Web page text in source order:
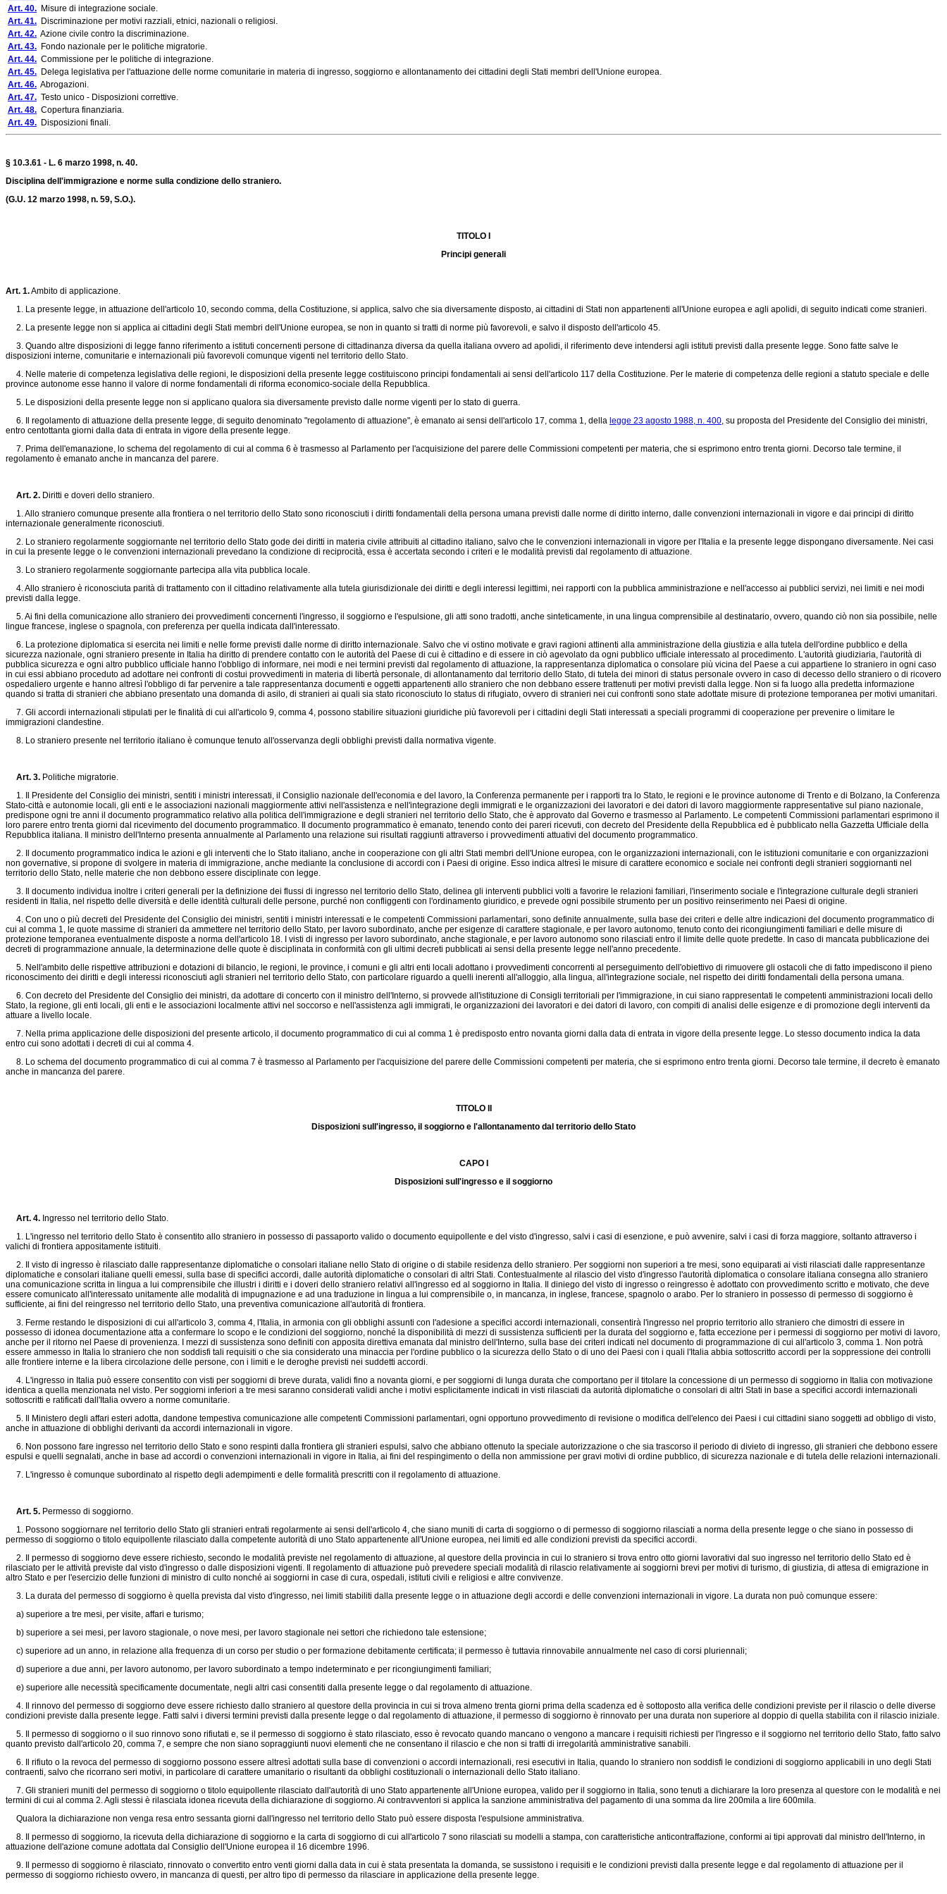
Art. 40. Misure di integrazione sociale.
Art. 41. Discriminazione per motivi razziali, etnici, nazionali o religiosi.
Art. 42. Azione civile contro la discriminazione.
Art. 43. Fondo nazionale per le politiche migratorie.
Art. 44. Commissione per le politiche di integrazione.
Art. 45. Delega legislativa per l'attuazione delle norme comunitarie in materia di ingresso, soggiorno e allontanamento dei cittadini degli Stati membri dell'Unione europea.
Art. 46. Abrogazioni.
Art. 47. Testo unico - Disposizioni correttive.
Art. 48. Copertura finanziaria.
Art. 49. Disposizioni finali.
§ 10.3.61 - L. 6 marzo 1998, n. 40.
Disciplina dell'immigrazione e norme sulla condizione dello straniero.
(G.U. 12 marzo 1998, n. 59, S.O.).
TITOLO I
Principi generali
Art. 1.Ambito di applicazione.
1. La presente legge, in attuazione dell'articolo 10, secondo comma, della Costituzione, si applica, salvo che sia diversamente disposto, ai cittadini di Stati non appartenenti all'Unione europea e agli apolidi, di seguito indicati come stranieri.
2. La presente legge non si applica ai cittadini degli Stati membri dell'Unione europea, se non in quanto si tratti di norme più favorevoli, e salvo il disposto dell'articolo 45.
3. Quando altre disposizioni di legge fanno riferimento a istituti concernenti persone di cittadinanza diversa da quella italiana ovvero ad apolidi, il riferimento deve intendersi agli istituti previsti dalla presente legge. Sono fatte salve le
disposizioni interne, comunitarie e internazionali più favorevoli comunque vigenti nel territorio dello Stato.
4. Nelle materie di competenza legislativa delle regioni, le disposizioni della presente legge costituiscono principi fondamentali ai sensi dell'articolo 117 della Costituzione. Per le materie di competenza delle regioni a statuto speciale e delle
province autonome esse hanno il valore di norme fondamentali di riforma economico-sociale della Repubblica.
5. Le disposizioni della presente legge non si applicano qualora sia diversamente previsto dalle norme vigenti per lo stato di guerra.
6. Il regolamento di attuazione della presente legge, di seguito denominato "regolamento di attuazione", è emanato ai sensi dell'articolo 17, comma 1, della legge 23 agosto 1988, n. 400, su proposta del Presidente del Consiglio dei ministri,
entro centottanta giorni dalla data di entrata in vigore della presente legge.
7. Prima dell'emanazione, lo schema del regolamento di cui al comma 6 è trasmesso al Parlamento per l'acquisizione del parere delle Commissioni competenti per materia, che si esprimono entro trenta giorni. Decorso tale termine, il
regolamento è emanato anche in mancanza del parere.
Art. 2. Diritti e doveri dello straniero.
1. Allo straniero comunque presente alla frontiera o nel territorio dello Stato sono riconosciuti i diritti fondamentali della persona umana previsti dalle norme di diritto interno, dalle convenzioni internazionali in vigore e dai principi di diritto
internazionale generalmente riconosciuti.
2. Lo straniero regolarmente soggiornante nel territorio dello Stato gode dei diritti in materia civile attribuiti al cittadino italiano, salvo che le convenzioni internazionali in vigore per l'Italia e la presente legge dispongano diversamente. Nei casi
in cui la presente legge o le convenzioni internazionali prevedano la condizione di reciprocità, essa è accertata secondo i criteri e le modalità previsti dal regolamento di attuazione.
3. Lo straniero regolarmente soggiornante partecipa alla vita pubblica locale.
4. Allo straniero è riconosciuta parità di trattamento con il cittadino relativamente alla tutela giurisdizionale dei diritti e degli interessi legittimi, nei rapporti con la pubblica amministrazione e nell'accesso ai pubblici servizi, nei limiti e nei modi
previsti dalla legge.
5. Ai fini della comunicazione allo straniero dei provvedimenti concernenti l'ingresso, il soggiorno e l'espulsione, gli atti sono tradotti, anche sinteticamente, in una lingua comprensibile al destinatario, ovvero, quando ciò non sia possibile, nelle
lingue francese, inglese o spagnola, con preferenza per quella indicata dall'interessato.
6. La protezione diplomatica si esercita nei limiti e nelle forme previsti dalle norme di diritto internazionale. Salvo che vi ostino motivate e gravi ragioni attinenti alla amministrazione della giustizia e alla tutela dell'ordine pubblico e della
sicurezza nazionale, ogni straniero presente in Italia ha diritto di prendere contatto con le autorità del Paese di cui è cittadino e di essere in ciò agevolato da ogni pubblico ufficiale interessato al procedimento. L'autorità giudiziaria, l'autorità di
pubblica sicurezza e ogni altro pubblico ufficiale hanno l'obbligo di informare, nei modi e nei termini previsti dal regolamento di attuazione, la rappresentanza diplomatica o consolare più vicina del Paese a cui appartiene lo straniero in ogni caso
in cui essi abbiano proceduto ad adottare nei confronti di costui provvedimenti in materia di libertà personale, di allontanamento dal territorio dello Stato, di tutela dei minori di status personale ovvero in caso di decesso dello straniero o di ricovero
ospedaliero urgente e hanno altresì l'obbligo di far pervenire a tale rappresentanza documenti e oggetti appartenenti allo straniero che non debbano essere trattenuti per motivi previsti dalla legge. Non si fa luogo alla predetta informazione
quando si tratta di stranieri che abbiano presentato una domanda di asilo, di stranieri ai quali sia stato riconosciuto lo status di rifugiato, ovvero di stranieri nei cui confronti sono state adottate misure di protezione temporanea per motivi umanitari.
7. Gli accordi internazionali stipulati per le finalità di cui all'articolo 9, comma 4, possono stabilire situazioni giuridiche più favorevoli per i cittadini degli Stati interessati a speciali programmi di cooperazione per prevenire o limitare le
immigrazioni clandestine.
8. Lo straniero presente nel territorio italiano è comunque tenuto all'osservanza degli obblighi previsti dalla normativa vigente.
Art. 3. Politiche migratorie.
1. Il Presidente del Consiglio dei ministri, sentiti i ministri interessati, il Consiglio nazionale dell'economia e del lavoro, la Conferenza permanente per i rapporti tra lo Stato, le regioni e le province autonome di Trento e di Bolzano, la Conferenza
Stato-città e autonomie locali, gli enti e le associazioni nazionali maggiormente attivi nell'assistenza e nell'integrazione degli immigrati e le organizzazioni dei lavoratori e dei datori di lavoro maggiormente rappresentative sul piano nazionale,
predispone ogni tre anni il documento programmatico relativo alla politica dell'immigrazione e degli stranieri nel territorio dello Stato, che è approvato dal Governo e trasmesso al Parlamento. Le competenti Commissioni parlamentari esprimono il
loro parere entro trenta giorni dal ricevimento del documento programmatico. Il documento programmatico è emanato, tenendo conto dei pareri ricevuti, con decreto del Presidente della Repubblica ed è pubblicato nella Gazzetta Ufficiale della
Repubblica italiana. Il ministro dell'Interno presenta annualmente al Parlamento una relazione sui risultati raggiunti attraverso i provvedimenti attuativi del documento programmatico.
2. Il documento programmatico indica le azioni e gli interventi che lo Stato italiano, anche in cooperazione con gli altri Stati membri dell'Unione europea, con le organizzazioni internazionali, con le istituzioni comunitarie e con organizzazioni
non governative, si propone di svolgere in materia di immigrazione, anche mediante la conclusione di accordi con i Paesi di origine. Esso indica altresì le misure di carattere economico e sociale nei confronti degli stranieri soggiornanti nel
territorio dello Stato, nelle materie che non debbono essere disciplinate con legge.
3. Il documento individua inoltre i criteri generali per la definizione dei flussi di ingresso nel territorio dello Stato, delinea gli interventi pubblici volti a favorire le relazioni familiari, l'inserimento sociale e l'integrazione culturale degli stranieri
residenti in Italia, nel rispetto delle diversità e delle identità culturali delle persone, purché non confliggenti con l'ordinamento giuridico, e prevede ogni possibile strumento per un positivo reinserimento nei Paesi di origine.
4. Con uno o più decreti del Presidente del Consiglio dei ministri, sentiti i ministri interessati e le competenti Commissioni parlamentari, sono definite annualmente, sulla base dei criteri e delle altre indicazioni del documento programmatico di
cui al comma 1, le quote massime di stranieri da ammettere nel territorio dello Stato, per lavoro subordinato, anche per esigenze di carattere stagionale, e per lavoro autonomo, tenuto conto dei ricongiungimenti familiari e delle misure di
protezione temporanea eventualmente disposte a norma dell'articolo 18. I visti di ingresso per lavoro subordinato, anche stagionale, e per lavoro autonomo sono rilasciati entro il limite delle quote predette. In caso di mancata pubblicazione dei
decreti di programmazione annuale, la determinazione delle quote è disciplinata in conformità con gli ultimi decreti pubblicati ai sensi della presente legge nell'anno precedente.
5. Nell'ambito delle rispettive attribuzioni e dotazioni di bilancio, le regioni, le province, i comuni e gli altri enti locali adottano i provvedimenti concorrenti al perseguimento dell'obiettivo di rimuovere gli ostacoli che di fatto impediscono il pieno
riconoscimento dei diritti e degli interessi riconosciuti agli stranieri nel territorio dello Stato, con particolare riguardo a quelli inerenti all'alloggio, alla lingua, all'integrazione sociale, nel rispetto dei diritti fondamentali della persona umana.
6. Con decreto del Presidente del Consiglio dei ministri, da adottare di concerto con il ministro dell'Interno, si provvede all'istituzione di Consigli territoriali per l'immigrazione, in cui siano rappresentati le competenti amministrazioni locali dello
Stato, la regione, gli enti locali, gli enti e le associazioni localmente attivi nel soccorso e nell'assistenza agli immigrati, le organizzazioni dei lavoratori e dei datori di lavoro, con compiti di analisi delle esigenze e di promozione degli interventi da
attuare a livello locale.
7. Nella prima applicazione delle disposizioni del presente articolo, il documento programmatico di cui al comma 1 è predisposto entro novanta giorni dalla data di entrata in vigore della presente legge. Lo stesso documento indica la data
entro cui sono adottati i decreti di cui al comma 4.
8. Lo schema del documento programmatico di cui al comma 7 è trasmesso al Parlamento per l'acquisizione del parere delle Commissioni competenti per materia, che si esprimono entro trenta giorni. Decorso tale termine, il decreto è emanato
anche in mancanza del parere.
TITOLO II
Disposizioni sull'ingresso, il soggiorno e l'allontanamento dal territorio dello Stato
CAPO I
Disposizioni sull'ingresso e il soggiorno
Art. 4. Ingresso nel territorio dello Stato.
1. L'ingresso nel territorio dello Stato è consentito allo straniero in possesso di passaporto valido o documento equipollente e del visto d'ingresso, salvi i casi di esenzione, e può avvenire, salvi i casi di forza maggiore, soltanto attraverso i
valichi di frontiera appositamente istituiti.
2. Il visto di ingresso è rilasciato dalle rappresentanze diplomatiche o consolari italiane nello Stato di origine o di stabile residenza dello straniero. Per soggiorni non superiori a tre mesi, sono equiparati ai visti rilasciati dalle rappresentanze
diplomatiche e consolari italiane quelli emessi, sulla base di specifici accordi, dalle autorità diplomatiche o consolari di altri Stati. Contestualmente al rilascio del visto d'ingresso l'autorità diplomatica o consolare italiana consegna allo straniero
una comunicazione scritta in lingua a lui comprensibile che illustri i diritti e i doveri dello straniero relativi all'ingresso ed al soggiorno in Italia. Il diniego del visto di ingresso o reingresso è adottato con provvedimento scritto e motivato, che deve
essere comunicato all'interessato unitamente alle modalità di impugnazione e ad una traduzione in lingua a lui comprensibile o, in mancanza, in inglese, francese, spagnolo o arabo. Per lo straniero in possesso di permesso di soggiorno è
sufficiente, ai fini del reingresso nel territorio dello Stato, una preventiva comunicazione all'autorità di frontiera.
3. Ferme restando le disposizioni di cui all'articolo 3, comma 4, l'Italia, in armonia con gli obblighi assunti con l'adesione a specifici accordi internazionali, consentirà l'ingresso nel proprio territorio allo straniero che dimostri di essere in
possesso di idonea documentazione atta a confermare lo scopo e le condizioni del soggiorno, nonché la disponibilità di mezzi di sussistenza sufficienti per la durata del soggiorno e, fatta eccezione per i permessi di soggiorno per motivi di lavoro,
anche per il ritorno nel Paese di provenienza. I mezzi di sussistenza sono definiti con apposita direttiva emanata dal ministro dell'Interno, sulla base dei criteri indicati nel documento di programmazione di cui all'articolo 3, comma 1. Non potrà
essere ammesso in Italia lo straniero che non soddisfi tali requisiti o che sia considerato una minaccia per l'ordine pubblico o la sicurezza dello Stato o di uno dei Paesi con i quali l'Italia abbia sottoscritto accordi per la soppressione dei controlli
alle frontiere interne e la libera circolazione delle persone, con i limiti e le deroghe previsti nei suddetti accordi.
4. L'ingresso in Italia può essere consentito con visti per soggiorni di breve durata, validi fino a novanta giorni, e per soggiorni di lunga durata che comportano per il titolare la concessione di un permesso di soggiorno in Italia con motivazione
identica a quella menzionata nel visto. Per soggiorni inferiori a tre mesi saranno considerati validi anche i motivi esplicitamente indicati in visti rilasciati da autorità diplomatiche o consolari di altri Stati in base a specifici accordi internazionali
sottoscritti e ratificati dall'Italia ovvero a norme comunitarie.
5. Il Ministero degli affari esteri adotta, dandone tempestiva comunicazione alle competenti Commissioni parlamentari, ogni opportuno provvedimento di revisione o modifica dell'elenco dei Paesi i cui cittadini siano soggetti ad obbligo di visto,
anche in attuazione di obblighi derivanti da accordi internazionali in vigore.
6. Non possono fare ingresso nel territorio dello Stato e sono respinti dalla frontiera gli stranieri espulsi, salvo che abbiano ottenuto la speciale autorizzazione o che sia trascorso il periodo di divieto di ingresso, gli stranieri che debbono essere
espulsi e quelli segnalati, anche in base ad accordi o convenzioni internazionali in vigore in Italia, ai fini del respingimento o della non ammissione per gravi motivi di ordine pubblico, di sicurezza nazionale e di tutela delle relazioni internazionali.
7. L'ingresso è comunque subordinato al rispetto degli adempimenti e delle formalità prescritti con il regolamento di attuazione.
Art. 5. Permesso di soggiorno.
1. Possono soggiornare nel territorio dello Stato gli stranieri entrati regolarmente ai sensi dell'articolo 4, che siano muniti di carta di soggiorno o di permesso di soggiorno rilasciati a norma della presente legge o che siano in possesso di
permesso di soggiorno o titolo equipollente rilasciato dalla competente autorità di uno Stato appartenente all'Unione europea, nei limiti ed alle condizioni previsti da specifici accordi.
2. Il permesso di soggiorno deve essere richiesto, secondo le modalità previste nel regolamento di attuazione, al questore della provincia in cui lo straniero si trova entro otto giorni lavorativi dal suo ingresso nel territorio dello Stato ed è
rilasciato per le attività previste dal visto d'ingresso o dalle disposizioni vigenti. Il regolamento di attuazione può prevedere speciali modalità di rilascio relativamente ai soggiorni brevi per motivi di turismo, di giustizia, di attesa di emigrazione in
altro Stato e per l'esercizio delle funzioni di ministro di culto nonché ai soggiorni in case di cura, ospedali, istituti civili e religiosi e altre convivenze.
3. La durata del permesso di soggiorno è quella prevista dal visto d'ingresso, nei limiti stabiliti dalla presente legge o in attuazione degli accordi e delle convenzioni internazionali in vigore. La durata non può comunque essere:
a) superiore a tre mesi, per visite, affari e turismo;
b) superiore a sei mesi, per lavoro stagionale, o nove mesi, per lavoro stagionale nei settori che richiedono tale estensione;
c) superiore ad un anno, in relazione alla frequenza di un corso per studio o per formazione debitamente certificata; il permesso è tuttavia rinnovabile annualmente nel caso di corsi pluriennali;
d) superiore a due anni, per lavoro autonomo, per lavoro subordinato a tempo indeterminato e per ricongiungimenti familiari;
e) superiore alle necessità specificamente documentate, negli altri casi consentiti dalla presente legge o dal regolamento di attuazione.
4. Il rinnovo del permesso di soggiorno deve essere richiesto dallo straniero al questore della provincia in cui si trova almeno trenta giorni prima della scadenza ed è sottoposto alla verifica delle condizioni previste per il rilascio o delle diverse
condizioni previste dalla presente legge. Fatti salvi i diversi termini previsti dalla presente legge o dal regolamento di attuazione, il permesso di soggiorno è rinnovato per una durata non superiore al doppio di quella stabilita con il rilascio iniziale.
5. Il permesso di soggiorno o il suo rinnovo sono rifiutati e, se il permesso di soggiorno è stato rilasciato, esso è revocato quando mancano o vengono a mancare i requisiti richiesti per l'ingresso e il soggiorno nel territorio dello Stato, fatto salvo
quanto previsto dall'articolo 20, comma 7, e sempre che non siano sopraggiunti nuovi elementi che ne consentano il rilascio e che non si tratti di irregolarità amministrative sanabili.
6. Il rifiuto o la revoca del permesso di soggiorno possono essere altresì adottati sulla base di convenzioni o accordi internazionali, resi esecutivi in Italia, quando lo straniero non soddisfi le condizioni di soggiorno applicabili in uno degli Stati
contraenti, salvo che ricorrano seri motivi, in particolare di carattere umanitario o risultanti da obblighi costituzionali o internazionali dello Stato italiano.
7. Gli stranieri muniti del permesso di soggiorno o titolo equipollente rilasciato dall'autorità di uno Stato appartenente all'Unione europea, valido per il soggiorno in Italia, sono tenuti a dichiarare la loro presenza al questore con le modalità e nei
termini di cui al comma 2. Agli stessi è rilasciata idonea ricevuta della dichiarazione di soggiorno. Ai contravventori si applica la sanzione amministrativa del pagamento di una somma da lire 200mila a lire 600mila.
Qualora la dichiarazione non venga resa entro sessanta giorni dall'ingresso nel territorio dello Stato può essere disposta l'espulsione amministrativa.
8. Il permesso di soggiorno, la ricevuta della dichiarazione di soggiorno e la carta di soggiorno di cui all'articolo 7 sono rilasciati su modelli a stampa, con caratteristiche anticontraffazione, conformi ai tipi approvati dal ministro dell'Interno, in
attuazione dell'azione comune adottata dal Consiglio dell'Unione europea il 16 dicembre 1996.
9. Il permesso di soggiorno è rilasciato, rinnovato o convertito entro venti giorni dalla data in cui è stata presentata la domanda, se sussistono i requisiti e le condizioni previsti dalla presente legge e dal regolamento di attuazione per il
permesso di soggiorno richiesto ovvero, in mancanza di questi, per altro tipo di permesso da rilasciare in applicazione della presente legge.